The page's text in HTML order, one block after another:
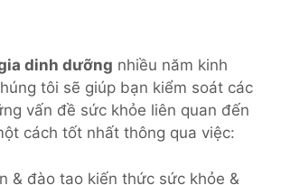
dinh dưỡng nhiều năm kinh
tôi sẽ giúp bạn kiểm soát các
vấn đề sức khỏe liên quan đến
cách tốt nhất thông qua việc:
& đào tạo kiến thức sức khỏe &